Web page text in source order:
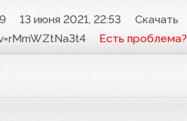
13 июня 2021, 22:53
Скачать
Есть проблема?